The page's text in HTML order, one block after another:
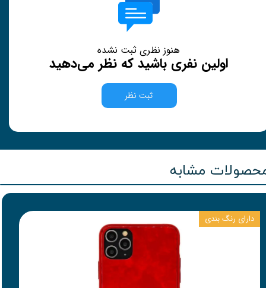
هنوز نظری ثبت نشده
اولین نفری باشید که نظر می‌دهید
ثبت نظر
مشابه
دارای رنگ بندی